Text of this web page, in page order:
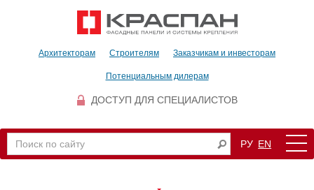
Архитекторам Строителям Заказчикам и инвесторам
Потенциальным дилерам
ДОСТУП ДЛЯ СПЕЦИАЛИСТОВ
РУ EN